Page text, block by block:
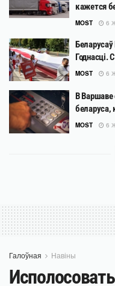
кажется
MOST 6
Годнасці.
MOST 6
В Варшаве
беларуса,
MOST 6
Галоўная Навіны